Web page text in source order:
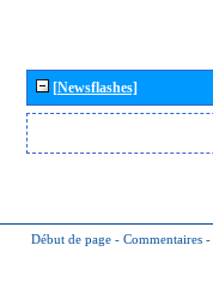
[Newsflashes]
Début de page - Commentaires -